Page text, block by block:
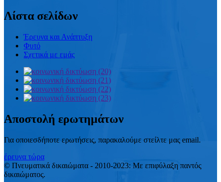
Λίστα σελίδων
Έρευνα και Ανάπτυξη
Φυτό
Σχετικά με εμάς
Αποστολή ερωτημάτων
Για οποιεσδήποτε ερωτήσεις, παρακαλούμε στείλτε μας email.
έρευνα τώρα
© Πνευματικά δικαιώματα - 2010-2023: Με επιφύλαξη παντός
δικαιώματος.